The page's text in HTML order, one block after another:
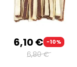
6,10 € -10%
6,80 €